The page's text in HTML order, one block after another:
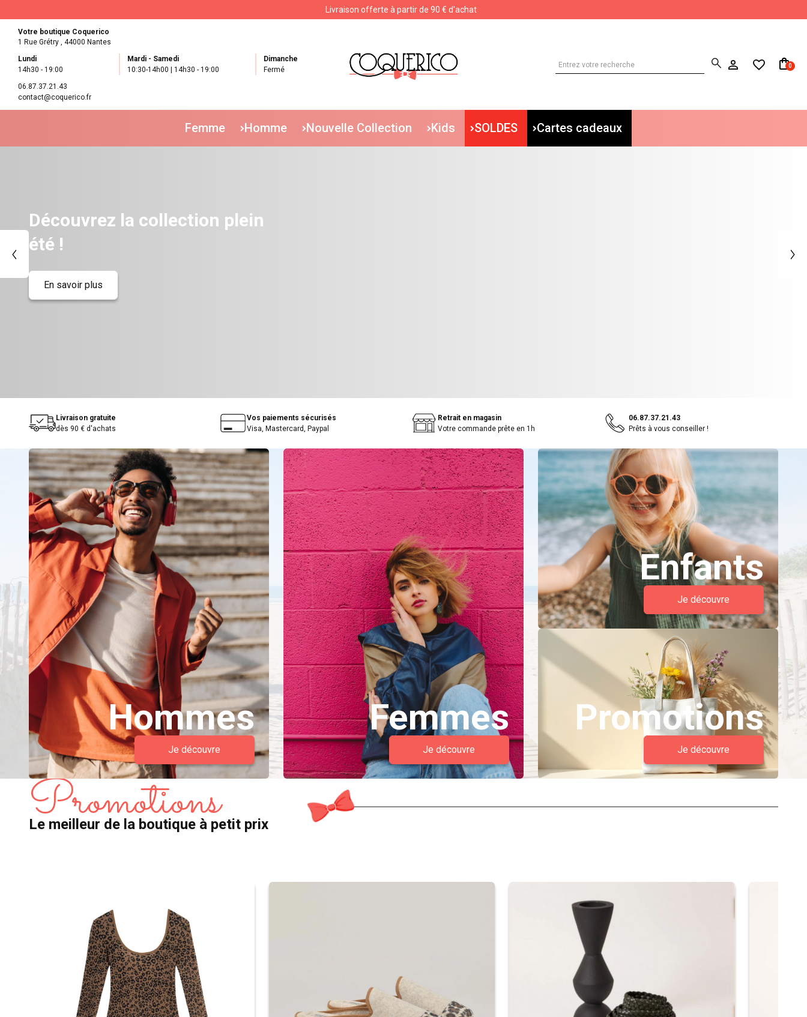
Livraison offerte à partir de 90 € d'achat
Votre boutique Coquerico
1 Rue Grétry , 44000 Nantes
Lundi
14h30 - 19:00
Mardi - Samedi
10:30-14h00 | 14h30 - 19:00
Dimanche
Fermé
06.87.37.21.43
contact@coquerico.fr
0
Femme Homme Nouvelle Collection Kids SOLDES Cartes cadeaux
Boutique française de
créateurs
En savoir plus
Livraison gratuite
dès 90 € d'achats
Vos paiements sécurisés
Visa, Mastercard, Paypal
Retrait en magasin
Votre commande prête en 1h
06.87.37.21.43
Prêts à vous conseiller !
Hommes
Je découvre
Femmes
Je découvre
Enfants
Je découvre
Promotions
Je découvre
Promotions
Le meilleur de la boutique à petit prix